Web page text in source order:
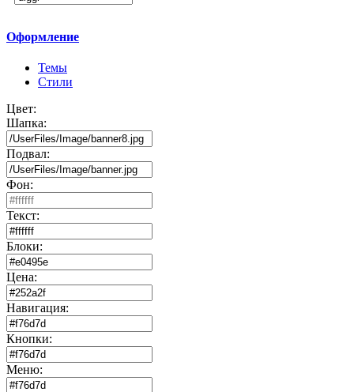
Оформление
Темы
Стили
Цвет:
Шапка:
Подвал:
Фон:
Текст:
Блоки:
Цена:
Навигация:
Кнопки:
Меню: